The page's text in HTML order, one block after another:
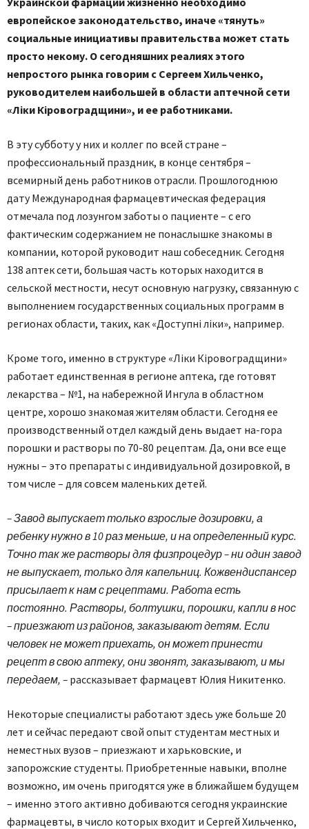
европейское законодательство, иначе «тянуть»
социальные инициативы правительства может стать
просто некому. О сегодняшних реалиях этого
непростого рынка говорим с Сергеем Хильченко,
руководителем наибольшей в области аптечной сети
«Ліки Кіровоградщини», и ее работниками.
В эту субботу у них и коллег по всей стране –
профессиональный праздник, в конце сентября –
всемирный день работников отрасли. Прошлогоднюю
дату Международная фармацевтическая федерация
отмечала под лозунгом заботы о пациенте – с его
фактическим содержанием не понаслышке знакомы в
компании, которой руководит наш собеседник. Сегодня
138 аптек сети, большая часть которых находится в
сельской местности, несут основную нагрузку, связанную с
выполнением государственных социальных программ в
регионах области, таких, как «Доступні ліки», например.
Кроме того, именно в структуре «Ліки Кіровоградщини»
работает единственная в регионе аптека, где готовят
лекарства – №1, на набережной Ингула в областном
центре, хорошо знакомая жителям области. Сегодня ее
производственный отдел каждый день выдает на-гора
порошки и растворы по 70-80 рецептам. Да, они все еще
нужны – это препараты с индивидуальной дозировкой, в
том числе – для совсем маленьких детей.
– Завод выпускает только взрослые дозировки, а
ребенку нужно в 10 раз меньше, и на определенный курс.
Точно так же растворы для физпроцедур – ни один завод
не выпускает, только для капельниц. Кожвендиспансер
присылает к нам с рецептами. Работа есть
постоянно. Растворы, болтушки, порошки, капли в нос
– приезжают из районов, заказывают детям. Если
человек не может приехать, он может принести
рецепт в свою аптеку, они звонят, заказывают, и мы
передаем, – рассказывает фармацевт Юлия Никитенко.
Некоторые специалисты работают здесь уже больше 20
лет и сейчас передают свой опыт студентам местных и
неместных вузов – приезжают и харьковские, и
запорожские студенты. Приобретенные навыки, вполне
возможно, им очень пригодятся уже в ближайшем будущем
– именно этого активно добиваются сегодня украинские
фармацевты, в число которых входит и Сергей Хильченко,